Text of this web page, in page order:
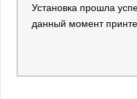
Установка прошла
данный момент